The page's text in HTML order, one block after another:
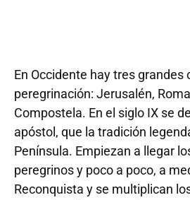
En Occidente hay tres grandes
peregrinación: Jerusalén,
Compostela. En el siglo IX se
apóstol, que la tradición
Península. Empiezan a llegar
peregrinos y poco a poco, a
Reconquista y se multiplican